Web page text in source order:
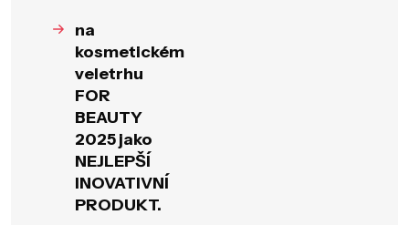
na
kosmetickém
veletrhu
FOR
BEAUTY
2025 jako
NEJLEPŠÍ
INOVATIVNÍ
PRODUKT.